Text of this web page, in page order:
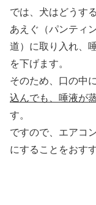
では、犬はどうす
あえぐ（パンティ
道）に取り入れ、
を下げます。
そのため、口の中に
込んでも、唾液が
す。
ですので、エアコ
にすることをおす